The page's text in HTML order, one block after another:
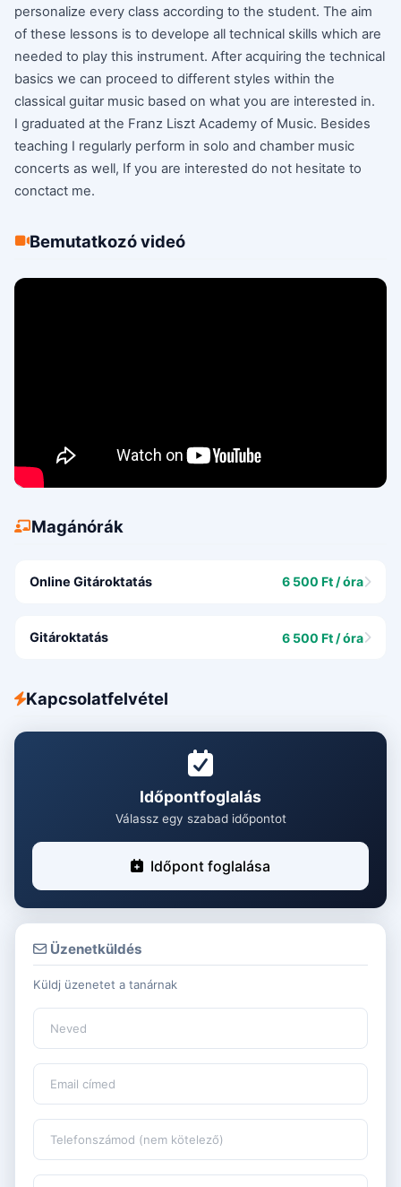
personalize every class according to the student. The aim
of these lessons is to develope all technical skills which are
needed to play this instrument. After acquiring the technical
basics we can proceed to different styles within the
classical guitar music based on what you are interested in.
I graduated at the Franz Liszt Academy of Music. Besides
teaching I regularly perform in solo and chamber music
concerts as well, If you are interested do not hesitate to
conctact me.
Bemutatkozó videó
Magánórák
Online Gitároktatás 6 500 Ft / óra
Gitároktatás 6 500 Ft / óra
Kapcsolatfelvétel
Időpontfoglalás
Válassz egy szabad időpontot
Időpont foglalása
Üzenetküldés
Küldj üzenetet a tanárnak